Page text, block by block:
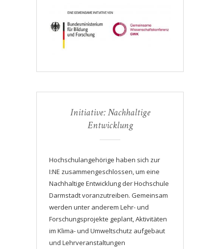
Initiative: Nachhaltige
Entwicklung
Hochschulangehörige haben sich zur
I:NE zusammengeschlossen, um eine
Nachhaltige Entwicklung der Hochschule
Darmstadt voranzutreiben. Gemeinsam
werden unter anderem Lehr- und
Forschungsprojekte geplant, Aktivitäten
im Klima- und Umweltschutz aufgebaut
und Lehrveranstaltungen